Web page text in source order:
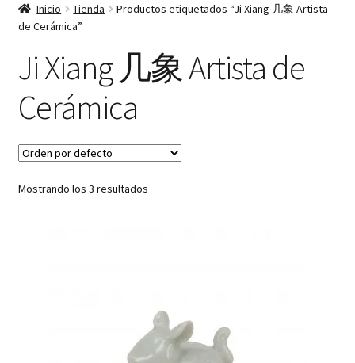
menú
English
Español
Français
Inicio Tienda
Productos etiquetados “Ji Xiang 几象 Artista
de Cerámica”
Ji Xiang 几象 Artista de
Cerámica
Mostrando los 3 resultados